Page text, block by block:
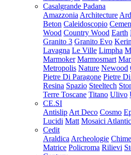
Casalgrande Padana
Amazzonia Architecture
Beton Caleidoscopio
Wood Country Wood Earth
Granito 3 Granito Evo
Lavagna Le Ville Limpha
Marmoker Marmosmart
Metropolis Nature Newood
Pietre Di Paragone Pietre
Resina Spazio Steeltech
Terre Toscane Titano Ulivo
CE.SI
Antislip Art Deco Cosmo
Lucidi Matt Mosaici
Cedit
Araldica Archeologie
Matrice Policroma Rilievi